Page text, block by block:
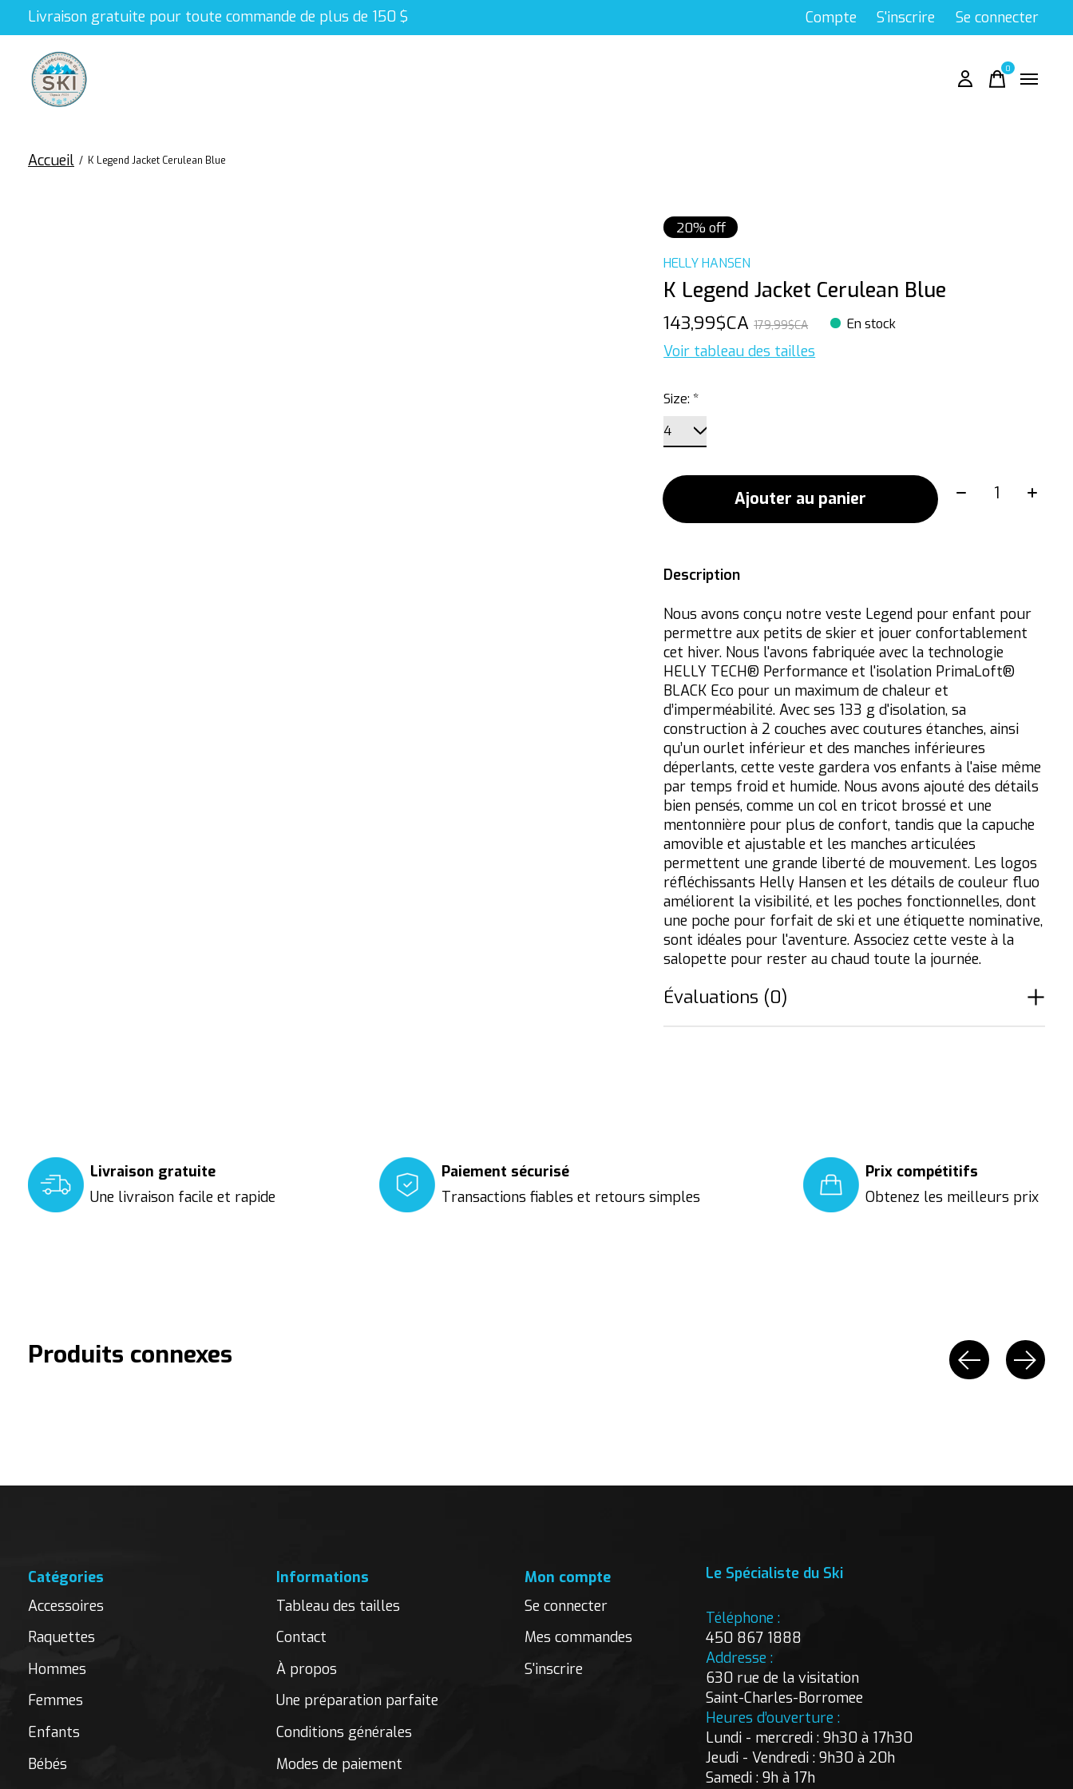
Livraison gratuite pour toute commande de plus de 150 $ Compte S'inscrire Se connecter
0items
Accueil / K Legend Jacket Cerulean Blue
20% off
HELLY HANSEN
K Legend Jacket Cerulean Blue
143,99$CA179,99$CA En stock
Voir tableau des tailles
Size: *
Ajouter au panier
Quantité:
Description
Nous avons conçu notre veste Legend pour enfant pour
permettre aux petits de skier et jouer confortablement
cet hiver. Nous l'avons fabriquée avec la technologie
HELLY TECH® Performance et l'isolation PrimaLoft®
BLACK Eco pour un maximum de chaleur et
d’imperméabilité. Avec ses 133 g d'isolation, sa
construction à 2 couches avec coutures étanches, ainsi
qu’un ourlet inférieur et des manches inférieures
déperlants, cette veste gardera vos enfants à l'aise même
par temps froid et humide. Nous avons ajouté des détails
bien pensés, comme un col en tricot brossé et une
mentonnière pour plus de confort, tandis que la capuche
amovible et ajustable et les manches articulées
permettent une grande liberté de mouvement. Les logos
réfléchissants Helly Hansen et les détails de couleur fluo
améliorent la visibilité, et les poches fonctionnelles, dont
une poche pour forfait de ski et une étiquette nominative,
sont idéales pour l'aventure. Associez cette veste à la
salopette pour rester au chaud toute la journée.
Évaluations (0)
Livraison gratuite
Une livraison facile et rapide
Paiement sécurisé
Transactions fiables et retours simples
Prix compétitifs
Obtenez les meilleurs prix
Produits connexes
Catégories
Accessoires
Raquettes
Hommes
Femmes
Enfants
Bébés
Informations
Tableau des tailles
Contact
À propos
Une préparation parfaite
Conditions générales
Modes de paiement
Mon compte
Se connecter
Mes commandes
S'inscrire
Le Spécialiste du Ski
Téléphone :
450 867 1888
Addresse :
630 rue de la visitation
Saint-Charles-Borromee
Heures d’ouverture :
Lundi - mercredi : 9h30 à 17h30
Jeudi - Vendredi : 9h30 à 20h
Samedi : 9h à 17h